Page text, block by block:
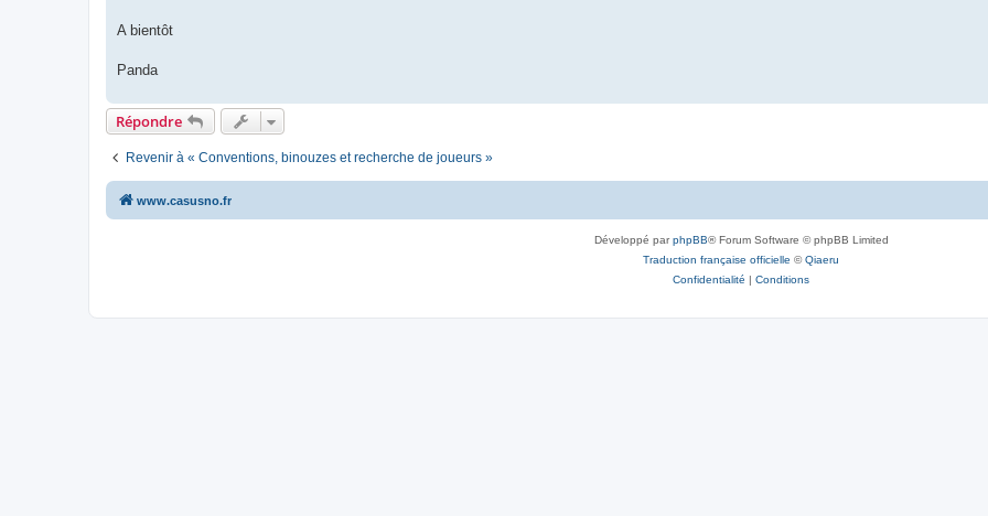
A bientôt
Panda
Répondre
Revenir à « Conventions, binouzes et recherche de joueurs »
www.casusno.fr
Développé parphpBB® Forum Software © phpBB Limited
Traduction française officielle ©Qiaeru
Confidentialité | Conditions